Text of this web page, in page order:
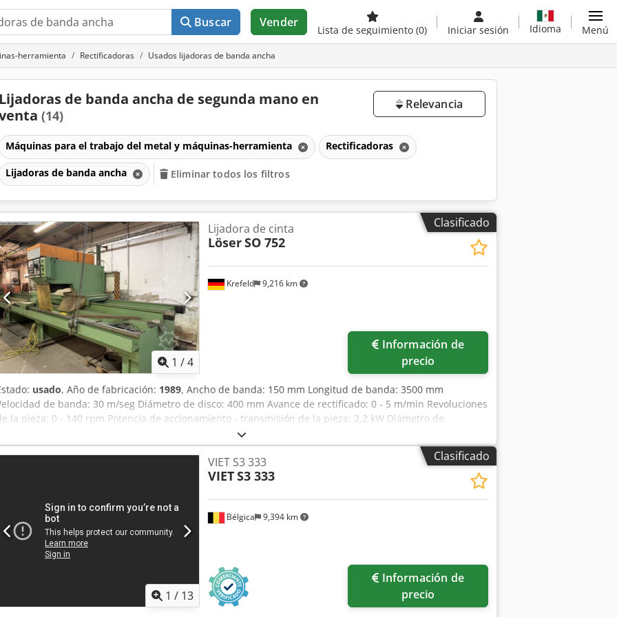
Buscar Vender
Lista de seguimiento (0) Iniciar sesión Idioma Menú
herramienta Rectificadoras Usados lijadoras de banda ancha
Lijadoras de banda ancha de segunda mano en
(14)
Relevancia
Máquinas para el trabajo del metal y máquinas-herramienta Rectificadoras
Lijadoras de banda ancha Eliminar todos los filtros
Clasificado
1 /4
Krefeld 9,216 km
Lijadora de cinta
LöserSO 752
precio
usado, Año de fabricación: 1989, Ancho de banda: 150 mm Longitud de banda: 3500 mm
de banda: 30 m/seg Diámetro de disco: 400 mm Avance de rectificado: 0 - 5 m/min Revoluciones
la pieza: 0 - 140 rpm Potencia de accionamiento - transmisión de la pieza: 2,2 kW Diámetro de
rectificado: 100 - 600 mm Longitud de sujeción: 6000 mm Longitud de bancada: aprox. 8000 mm Tensión
380 V / 50 Hz Velocidad del motor: 1450 rpm Potencia de accionamiento: 15 kW Peso de la
máquina aprox.: 9,5 t Espacio requerido aprox.: 8,6 x 2,6 x 2,5 m con equipo de rectificado en húmedo,
Clasificado
1 / 13
Bélgica 9,394 km
VIET S3 333
VIETS3 333
precio